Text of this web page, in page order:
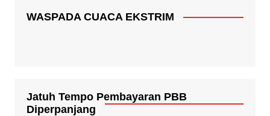
WASPADA CUACA EKSTRIM
Jatuh Tempo Pembayaran PBB
Diperpanjang